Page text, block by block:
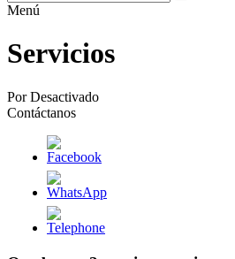
Menú
Servicios
Por Desactivado
Contáctanos